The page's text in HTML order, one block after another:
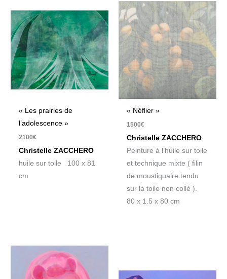
« Les prairies de
l’adolescence »
2100€
Christelle ZACCHERO
huile sur toile 100 x 81
cm
« Néflier »
1500€
Christelle ZACCHERO
Peinture à l’huile sur toile
et technique mixte ( filin
de moustiquaire tendu
sur la toile non collé ).
80 x 1.5 x 80 cm